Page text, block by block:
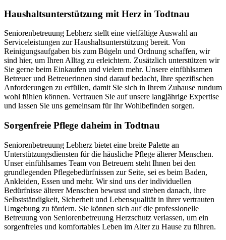
Haushalts­unterstützung mit Herz in Todtnau
Seniorenbetreuung Lebherz stellt eine vielfältige Auswahl an
Serviceleistungen zur Haushaltsunterstützung bereit. Von
Reinigungsaufgaben bis zum Bügeln und Ordnung schaffen, wir
sind hier, um Ihren Alltag zu erleichtern. Zusätzlich unterstützen wir
Sie gerne beim Einkaufen und vielem mehr. Unsere einfühlsamen
Betreuer und Betreuerinnen sind darauf bedacht, Ihre spezifischen
Anforderungen zu erfüllen, damit Sie sich in Ihrem Zuhause rundum
wohl fühlen können. Vertrauen Sie auf unsere langjährige Expertise
und lassen Sie uns gemeinsam für Ihr Wohlbefinden sorgen.
Sorgenfreie Pflege daheim in Todtnau
Seniorenbetreuung Lebherz bietet eine breite Palette an
Unterstützungsdiensten für die häusliche Pflege älterer Menschen.
Unser einfühlsames Team von Betreuern steht Ihnen bei den
grundlegenden Pflegebedürfnissen zur Seite, sei es beim Baden,
Ankleiden, Essen und mehr. Wir sind uns der individuellen
Bedürfnisse älterer Menschen bewusst und streben danach, ihre
Selbstständigkeit, Sicherheit und Lebensqualität in ihrer vertrauten
Umgebung zu fördern. Sie können sich auf die professionelle
Betreuung von Seniorenbetreuung Herzschutz verlassen, um ein
sorgenfreies und komfortables Leben im Alter zu Hause zu führen.